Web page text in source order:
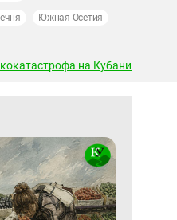
Южная Осетия
на Кубани